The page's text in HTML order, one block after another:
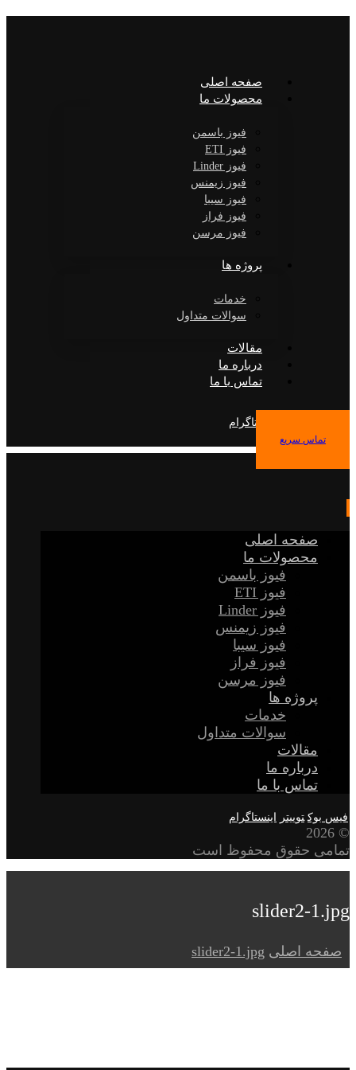
صفحه اصلی
محصولات ما
فیوز باسمن
فیوز ETI
فیوز Linder
فیوز زیمنس
فیوز سیبا
فیوز فراز
فیوز مرسن
پروژه ها
خدمات
سوالات متداول
مقالات
درباره ما
تماس با ما
اینستاگرام
تماس سریع
صفحه اصلی
محصولات ما
فیوز باسمن
فیوز ETI
فیوز Linder
فیوز زیمنس
فیوز سیبا
فیوز فراز
فیوز مرسن
پروژه ها
خدمات
سوالات متداول
مقالات
درباره ما
تماس با ما
فیس بوک توییتر اینستاگرام
© 2026
تمامی حقوق محفوظ است
slider2-1.jpg
صفحه اصلی slider2-1.jpg